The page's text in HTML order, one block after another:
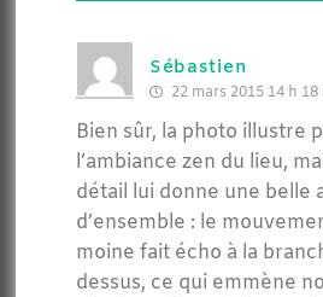
Sébastien
22 mars 2015 14 h 18
Bien sûr, la photo illustre
l’ambiance zen du lieu,
détail lui donne une belle
d’ensemble : le
moine fait écho à la
dessus, ce qui emmène